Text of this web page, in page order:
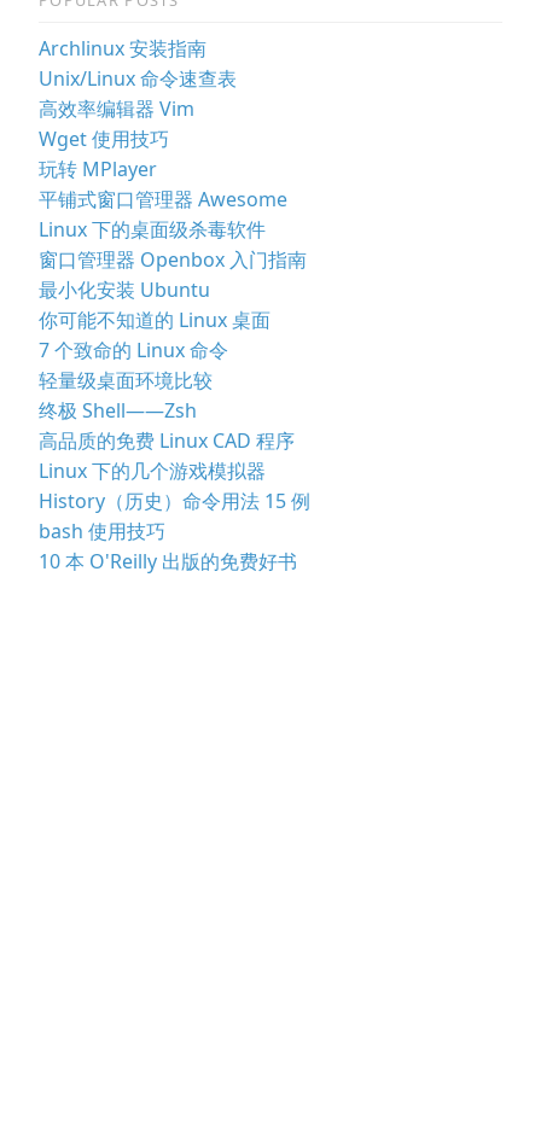
Archlinux 安装指南
Unix/Linux 命令速查表
高效率编辑器 Vim
Wget 使用技巧
玩转 MPlayer
平铺式窗口管理器 Awesome
Linux 下的桌面级杀毒软件
窗口管理器 Openbox 入门指南
最小化安装 Ubuntu
你可能不知道的 Linux 桌面
7 个致命的 Linux 命令
轻量级桌面环境比较
终极 Shell——Zsh
高品质的免费 Linux CAD 程序
Linux 下的几个游戏模拟器
History（历史）命令用法 15 例
bash 使用技巧
10 本 O'Reilly 出版的免费好书